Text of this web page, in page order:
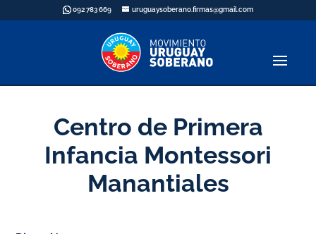
092 783 669 uruguaysoberano.firmas@gmail.com
Centro de Primera
Infancia Montessori
Manantiales